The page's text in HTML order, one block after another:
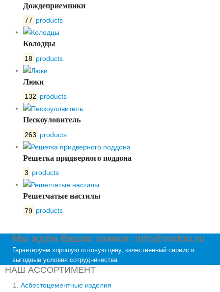
Дождеприемники
77 products
Колодцы
18 products
Люки
132 products
Пескоуловитель
263 products
Решетка придверного поддона
3 products
Решетчатые настилы
79 products
Мы ждём Ваших заявок: info@vodoo.ru
Гарантируем хорошую оптовую цену, качественный сервис и
выгодные условия сотрудничества
НАШ АССОРТИМЕНТ
Асбестоцементные изделия